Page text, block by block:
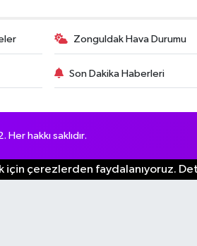
Zonguldak Hava Durumu
Son Dakika Haberleri
hakkı saklıdır.
için çerezlerden faydalanıyoruz.